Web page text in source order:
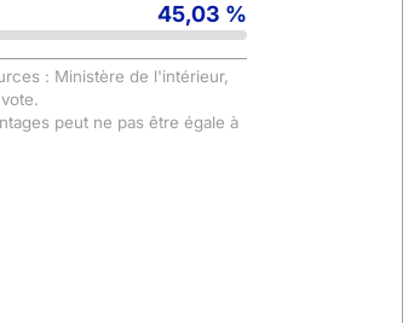
45,03 %
: Ministère de l'intérieur,
peut ne pas être égale à